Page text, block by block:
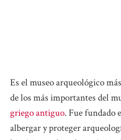
Es el museo arqueológico
de los más importantes del
griego antiguo. Fue fundado
albergar y proteger